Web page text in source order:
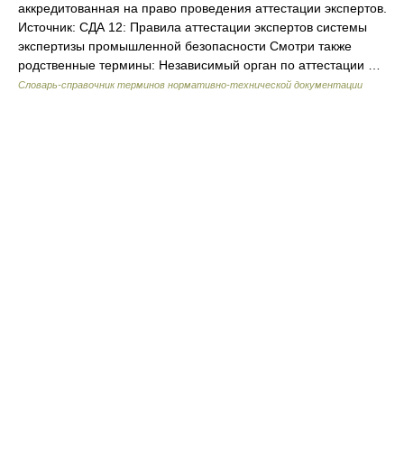
аккредитованная на право проведения аттестации экспертов.
Источник: СДА 12: Правила аттестации экспертов системы
экспертизы промышленной безопасности Смотри также
родственные термины: Независимый орган по аттестации …
Словарь-справочник терминов нормативно-технической документации